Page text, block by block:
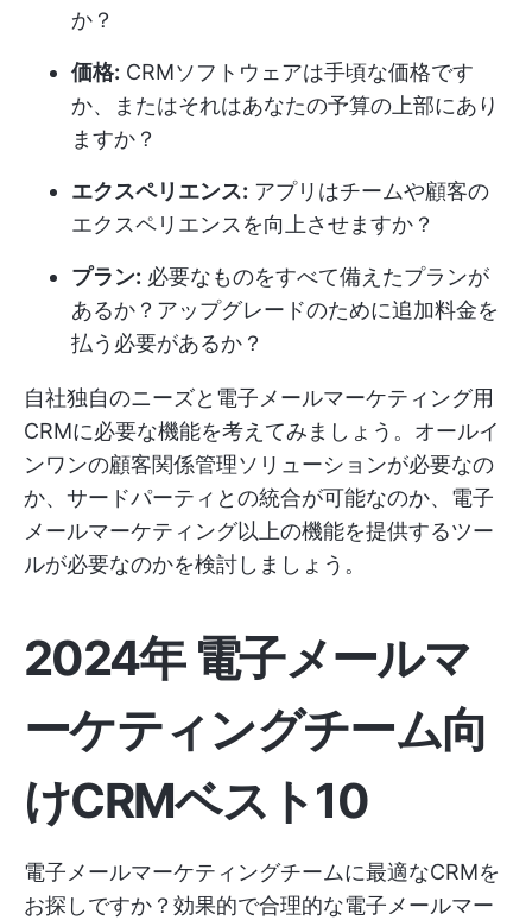
か？
価格: CRMソフトウェアは手頃な価格です
か、またはそれはあなたの予算の上部にあり
ますか？
エクスペリエンス: アプリはチームや顧客の
エクスペリエンスを向上させますか？
プラン: 必要なものをすべて備えたプランが
あるか？アップグレードのために追加料金を
払う必要があるか？
自社独自のニーズと電子メールマーケティング用
CRMに必要な機能を考えてみましょう。オールイ
ンワンの顧客関係管理ソリューションが必要なの
か、サードパーティとの統合が可能なのか、電子
メールマーケティング以上の機能を提供するツー
ルが必要なのかを検討しましょう。
2024年 電子メールマ
ーケティングチーム向
けCRMベスト10
電子メールマーケティングチームに最適なCRMを
お探しですか？効果的で合理的な電子メールマー